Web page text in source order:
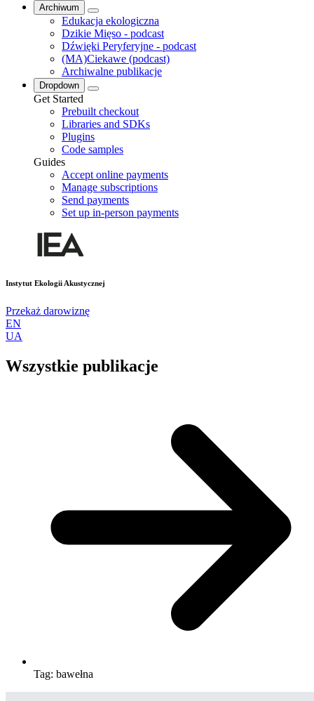
Archiwum
Edukacja ekologiczna
Dzikie Mięso - podcast
Dźwięki Peryferyjne - podcast
(MA)Ciekawe (podcast)
Archiwalne publikacje
Dropdown
Get Started
Prebuilt checkout
Libraries and SDKs
Plugins
Code samples
Guides
Accept online payments
Manage subscriptions
Send payments
Set up in-person payments
Instytut Ekologii Akustycznej
Przekaż darowiznę
EN
UA
Wszystkie publikacje
Tag: bawełna